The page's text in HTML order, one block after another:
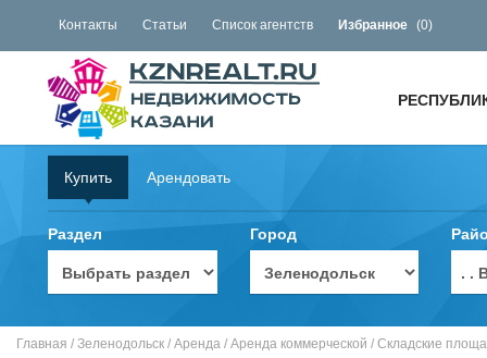
Контакты Статьи Список агентств Избранное (0)
Купить Арендовать
Раздел Город
. .
Главная / Зеленодольск / Аренда / Аренда коммерческой / Складские